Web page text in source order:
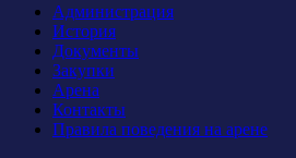
Администрация
История
Документы
Закупки
Арена
Контакты
Правила поведения на арене